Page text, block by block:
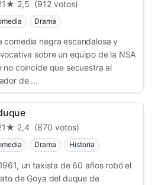
★ 2,5 (912 votos)
Drama
comedia negra escandalosa y
sobre un equipo de la NSA
no coincide que secuestra al
de ...
★ 2,4 (870 votos)
Drama Historia
un taxista de 60 años robó el
de Goya del duque de